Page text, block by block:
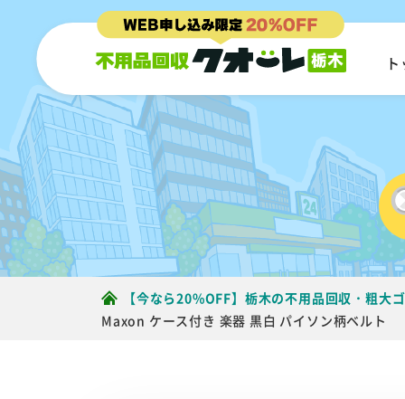
【今なら20%OFF】栃木の不用品回収・粗大
Maxon ケース付き 楽器 黒白 パイソン柄ベルト